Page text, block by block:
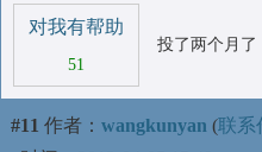
对我有帮助
51
投了两个月了
#11 作者： wangkunyan (联系